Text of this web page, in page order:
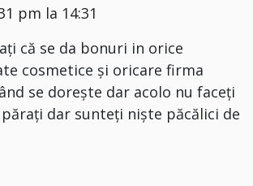
pm la 14:31
că se da bonuri in orice
cosmetice și oricare firma
se dorește dar acolo nu faceți
dar sunteți niște păcălici de